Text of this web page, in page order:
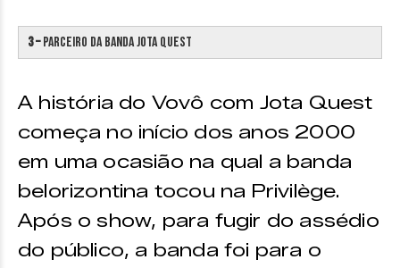
3 –Parceiro da banda Jota Quest
A história do Vovô com Jota Quest
começa no início dos anos 2000
em uma ocasião na qual a banda
belorizontina tocou na Privilège.
Após o show, para fugir do assédio
do público, a banda foi para o